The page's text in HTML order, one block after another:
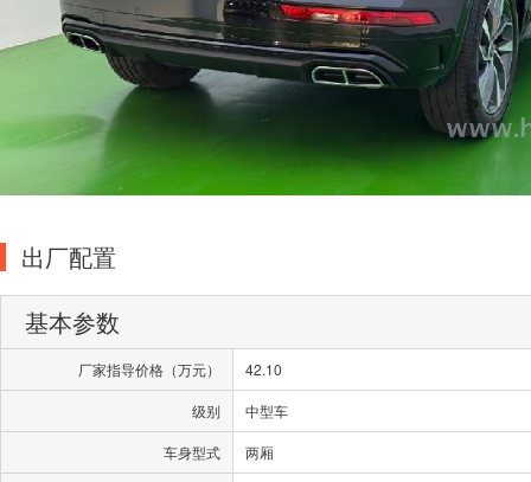
出厂配置
基本参数
厂家指导价格（万元） 42.10
级别 中型车
车身型式 两厢